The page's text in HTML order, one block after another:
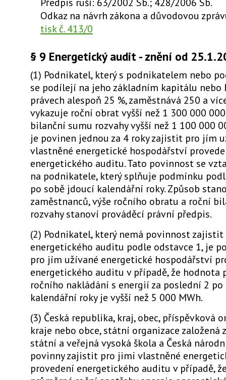
Odkaz na návrh zákona a důvodovou
tisk č. 413/0
§ 9 Energetický audit - znění od
(1) Podnikatel, který s podnikatelem nebo
se podílejí na jeho základním kapitálu nebo
právech alespoň 25 %, zaměstnává 250 a
vykazuje roční obrat vyšší než 1 300 000
bilanční sumu rozvahy vyšší než 1 100 000
je povinen jednou za 4 roky zajistit pro jím
vlastněné energetické hospodářství
energetického auditu. Tato povinnost se
na podnikatele, který splňuje podmínku
po sobě jdoucí kalendářní roky. Způsob
zaměstnanců, výše ročního obratu a roční
rozvahy stanoví prováděcí právní předpis.
(2) Podnikatel, který nemá povinnost
energetického auditu podle odstavce 1, je
pro jím užívané energetické hospodářství
energetického auditu v případě, že hodnota
ročního nakládání s energií za poslední 2
kalendářní roky je vyšší než 5 000 MWh.
(3) Česká republika, kraj, obec, příspěvková
kraje nebo obce, státní organizace založená
státní a veřejná vysoká škola a Česká
povinny zajistit pro jimi vlastněné
provedení energetického auditu v případě,